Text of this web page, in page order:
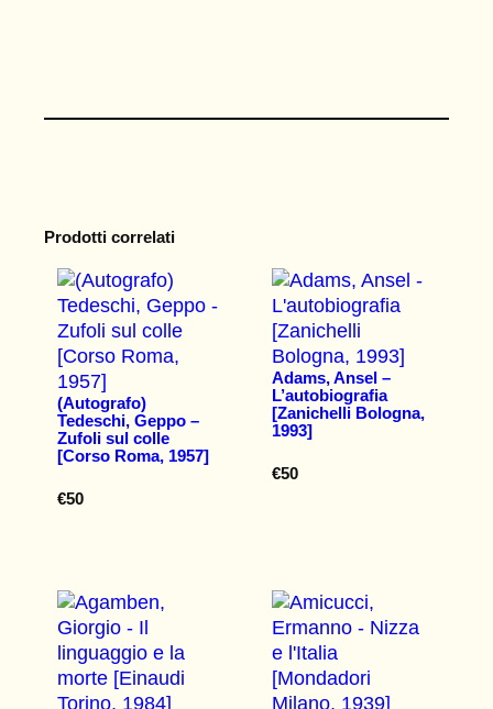
Prodotti correlati
(Autografo)
Tedeschi, Geppo –
Zufoli sul colle
[Corso Roma, 1957]
€50
Adams, Ansel –
L’autobiografia
[Zanichelli Bologna,
1993]
€50